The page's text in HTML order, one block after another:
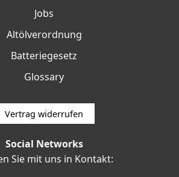
Jobs
Altölverordnung
Batteriegesetz
Glossary
Vertrag widerrufen
Social Networks
Sie mit uns in Kontakt: